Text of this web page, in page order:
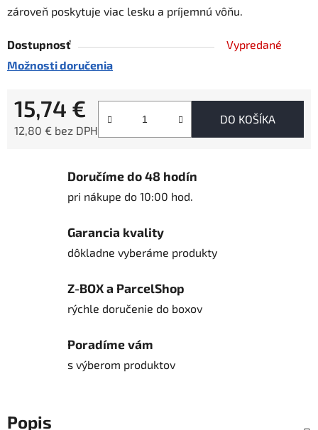
zároveň poskytuje viac lesku a príjemnú vôňu.
Dostupnosť
Vypredané
Možnosti doručenia
15,74 €
12,80 € bez DPH
DO KOŠÍKA
Doručíme do 48 hodín
pri nákupe do 10:00 hod.
Garancia kvality
dôkladne vyberáme produkty
Z-BOX a ParcelShop
rýchle doručenie do boxov
Poradíme vám
s výberom produktov
Popis